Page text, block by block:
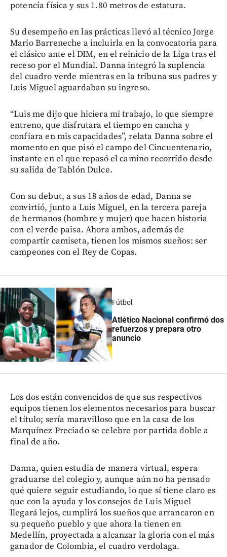
potencia física y sus 1.80 metros de estatura.
Su desempeño en las prácticas llevó al técnico Jorge
Mario Barreneche a incluirla en la convocatoria para
el clásico ante el DIM, en el reinicio de la Liga tras el
receso por el Mundial. Danna integró la suplencia
del cuadro verde mientras en la tribuna sus padres y
Luis Miguel aguardaban su ingreso.
“Luis me dijo que hiciera mi trabajo, lo que siempre
entreno, que disfrutara el tiempo en cancha y
confiara en mis capacidades”, relata Danna sobre el
momento en que pisó el campo del Cincuentenario,
instante en el que repasó el camino recorrido desde
su salida de Tablón Dulce.
Con su debut, a sus 18 años de edad, Danna se
convirtió, junto a Luis Miguel, en la tercera pareja
de hermanos (hombre y mujer) que hacen historia
con el verde paisa. Ahora ambos, además de
compartir camiseta, tienen los mismos sueños: ser
campeones con el Rey de Copas.
Fútbol
Atlético Nacional confirmó dos
refuerzos y prepara otro
anuncio
Los dos están convencidos de que sus respectivos
equipos tienen los elementos necesarios para buscar
el título; sería maravilloso que en la casa de los
Marquínez Preciado se celebre por partida doble a
final de año.
Danna, quien estudia de manera virtual, espera
graduarse del colegio y, aunque aún no ha pensado
qué quiere seguir estudiando, lo que sí tiene claro es
que con la ayuda y los consejos de Luis Miguel
llegará lejos, cumplirá los sueños que arrancaron en
su pequeño pueblo y que ahora la tienen en
Medellín, proyectada a alcanzar la gloria con el más
ganador de Colombia, el cuadro verdolaga.